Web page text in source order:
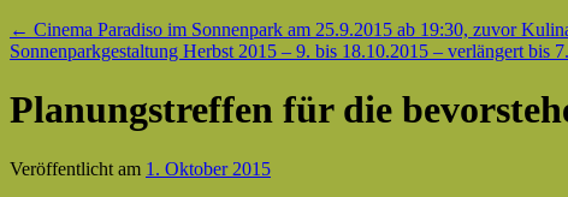
← Cinema Paradiso im Sonnenpark am 25.9.2015 ab 19:30, zuvor
Sonnenparkgestaltung Herbst 2015 – 9. bis 18.10.2015 – verlängert bis
Planungstreffen für die
Veröffentlicht am 1. Oktober 2015